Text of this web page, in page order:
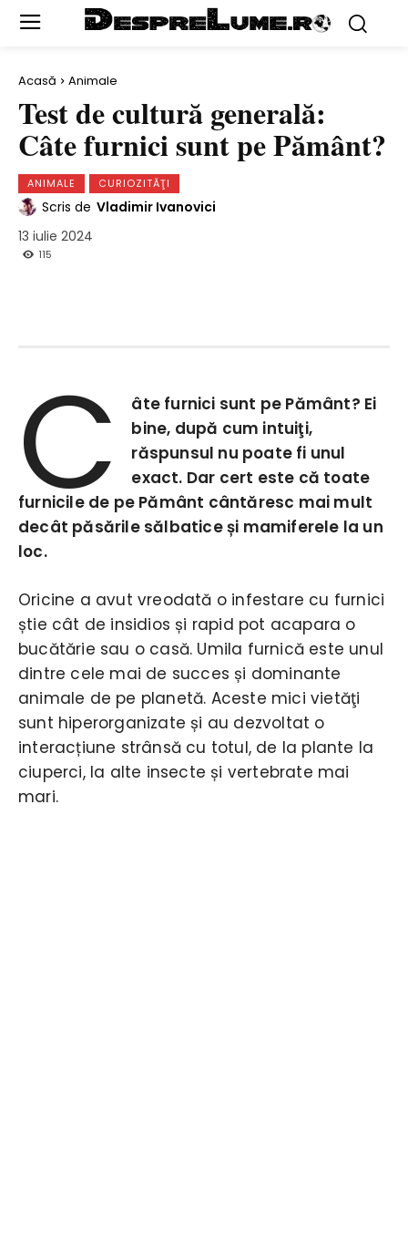
Acasă Animale
Test de cultură generală:
Câte furnici sunt pe Pământ?
ANIMALE CURIOZITĂŢI
Scris de Vladimir Ivanovici
13 iulie 2024
115
C
âte furnici sunt pe Pământ? Ei
bine, după cum intuiţi,
răspunsul nu poate fi unul
exact. Dar cert este că toate
furnicile de pe Pământ cântăresc mai mult
decât păsările sălbatice și mamiferele la un
loc.
Oricine a avut vreodată o infestare cu furnici
știe cât de insidios și rapid pot acapara o
bucătărie sau o casă. Umila furnică este unul
dintre cele mai de succes și dominante
animale de pe planetă. Aceste mici vietăţi
sunt hiperorganizate și au dezvoltat o
interacțiune strânsă cu totul, de la plante la
ciuperci, la alte insecte și vertebrate mai
mari.